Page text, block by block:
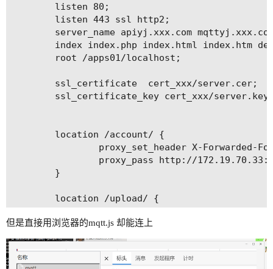
        listen 80;
        listen 443 ssl http2;
server_name apiyj.xxx.com
index index.php index.html index.htm
        root /apps01/localhost;
        ssl_certificate  cert_xxx/server.cer;
ssl_certificate_key cert_xxx/
        location /account/ {
proxy_set_header X-Forwarded-
proxy_pass http://
        }
        location /upload/ {
        }
        location / {
                proxy_redirect off;
但是直接用浏览器的mqtt.js 却能连上